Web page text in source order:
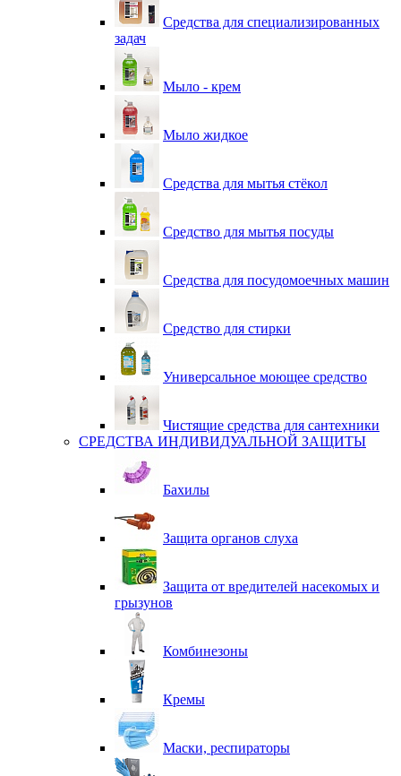
Средства для специализированных
задач
Мыло - крем
Мыло жидкое
Средства для мытья стёкол
Средство для мытья посуды
Средства для посудомоечных машин
Средство для стирки
Универсальное моющее средство
Чистящие средства для сантехники
СРЕДСТВА ИНДИВИДУАЛЬНОЙ ЗАЩИТЫ
Бахилы
Защита органов слуха
Защита от вредителей насекомых и
грызунов
Комбинезоны
Кремы
Маски, респираторы